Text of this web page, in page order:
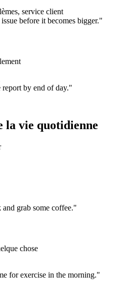
service client
before it becomes bigger."
report by end of day."
la vie quotidienne
and grab some coffee."
chose
for exercise in the morning."